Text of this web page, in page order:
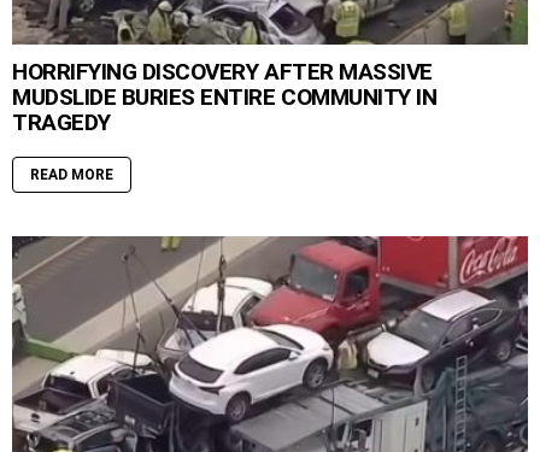
HORRIFYING DISCOVERY AFTER MASSIVE
MUDSLIDE BURIES ENTIRE COMMUNITY IN
TRAGEDY
READ MORE